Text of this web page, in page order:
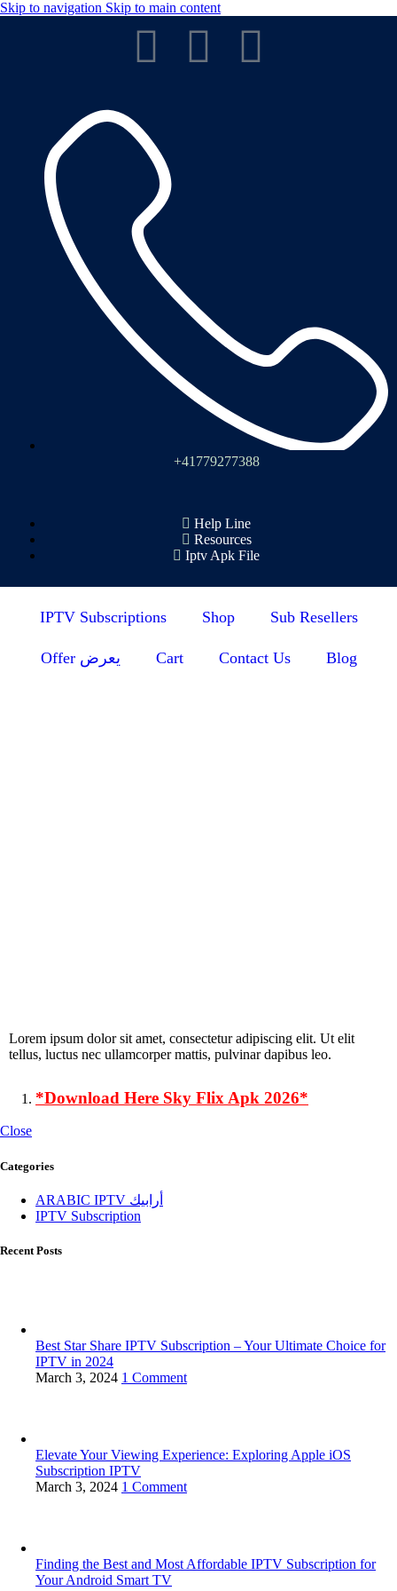
Skip to navigation Skip to main content
+41779277388
Help Line
Resources
Iptv Apk File
IPTV Subscriptions Shop Sub Resellers
Offer يعرض Cart Contact Us Blog
Lorem ipsum dolor sit amet, consectetur adipiscing elit. Ut elit
tellus, luctus nec ullamcorper mattis, pulvinar dapibus leo.
*Download Here Sky Flix Apk 2026*
Close
Categories
ARABIC IPTV أرابيك
IPTV Subscription
Recent Posts
Best Star Share IPTV Subscription – Your Ultimate Choice for
IPTV in 2024
March 3, 2024 1 Comment
Elevate Your Viewing Experience: Exploring Apple iOS
Subscription IPTV
March 3, 2024 1 Comment
Finding the Best and Most Affordable IPTV Subscription for
Your Android Smart TV